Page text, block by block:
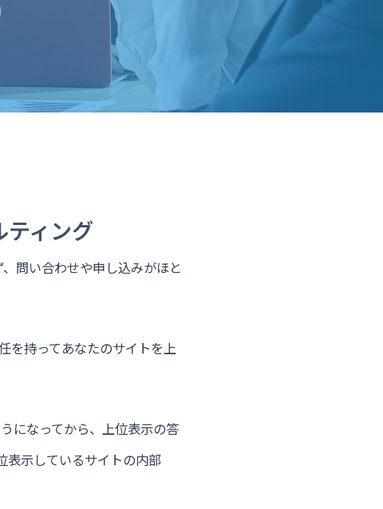
ティング
問い合わせや申し込みがほと
を持ってあなたのサイトを上
になってから、上位表示の答
表示しているサイトの内部